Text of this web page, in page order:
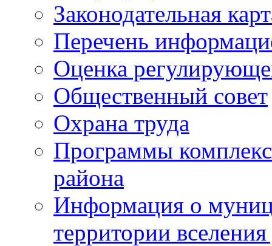
Законодательная
Перечень
Оценка
Общественный совет
Охрана труда
Программы
района
Информация о
территории